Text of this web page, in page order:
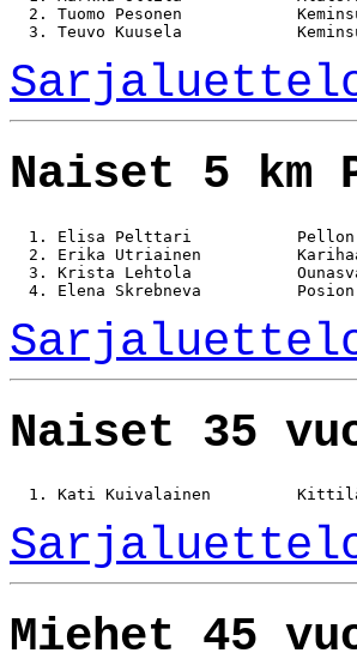
2. Tuomo Pesonen
Naiset 5 km
1. Elisa Pelttari
2. Erika Utriainen
3. Krista Lehtola
Naiset 35
Miehet 45